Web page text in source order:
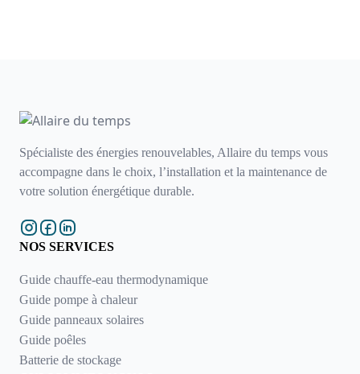
Spécialiste des énergies renouvelables, Allaire du temps vous
accompagne dans le choix, l’installation et la maintenance de
votre solution énergétique durable.
NOS SERVICES
Guide chauffe-eau thermodynamique
Guide pompe à chaleur
Guide panneaux solaires
Guide poêles
Batterie de stockage